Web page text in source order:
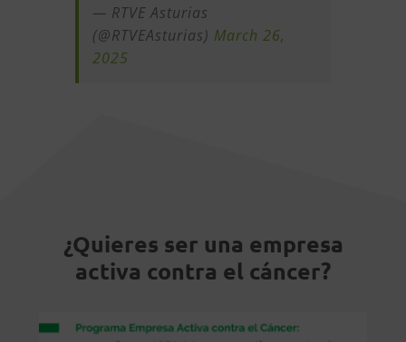
— RTVE Asturias
(@RTVEAsturias) March 26,
2025
¿Quieres ser una empresa
activa contra el cáncer?